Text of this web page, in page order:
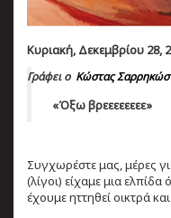
Κυριακή, Δεκεμβρίου 28,
Γράφει ο Κώστας
«Όξω βρεεεεεεεε»
Συγχωρέστε μας, μέρες
(λίγοι) είχαμε μια
έχουμε ηττηθεί οικτρά